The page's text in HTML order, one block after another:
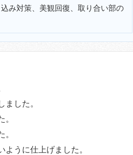
み対策、美観回復、取り合い部の
した。
うに仕上げました。